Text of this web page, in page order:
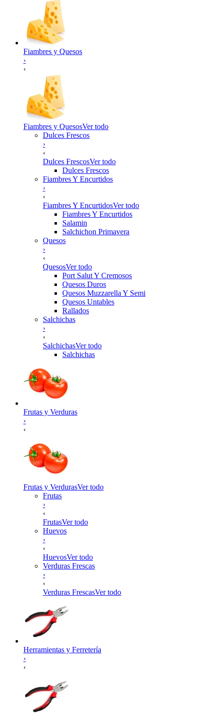
Fiambres y Quesos
›
‹
Fiambres y QuesosVer todo
Dulces Frescos
›
‹
Dulces FrescosVer todo
Dulces Frescos
Fiambres Y Encurtidos
›
‹
Fiambres Y EncurtidosVer todo
Fiambres Y Encurtidos
Salamin
Salchichon Primavera
Quesos
›
‹
QuesosVer todo
Port Salut Y Cremosos
Quesos Duros
Quesos Muzzarella Y Semi
Quesos Untables
Rallados
Salchichas
›
‹
SalchichasVer todo
Salchichas
Frutas y Verduras
›
‹
Frutas y VerdurasVer todo
Frutas
›
‹
FrutasVer todo
Huevos
›
‹
HuevosVer todo
Verduras Frescas
›
‹
Verduras FrescasVer todo
Herramientas y Ferretería
›
‹